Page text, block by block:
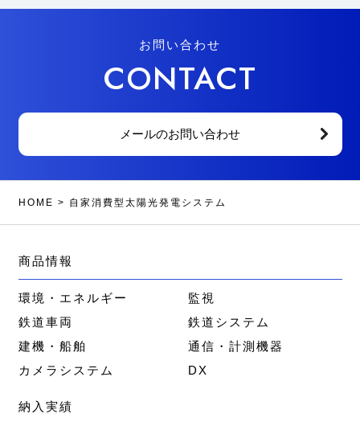
お問い合わせ
CONTACT
メールのお問い合わせ
HOME > 自家消費型太陽光発電システム
商品情報
環境・エネルギー
監視
鉄道車両
鉄道システム
建機・船舶
通信・計測機器
カメラシステム
DX
納入実績